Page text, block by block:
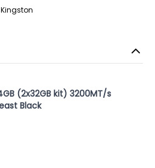
Kingston
(2x32GB kit) 3200MT/s
Black